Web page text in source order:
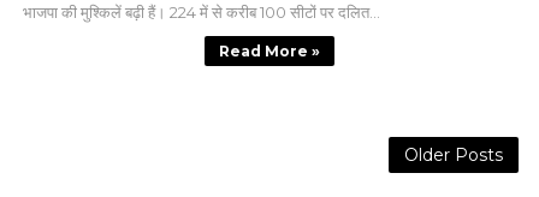
भाजपा की मुश्किलें बढ़ी हैं। 224 में से करीब 100 सीटों पर दलित...
Read More »
Older Posts